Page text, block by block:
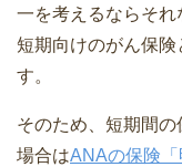
一を考えるならそれ
短期向けのがん保険
す。
そのため、短期間
場合はANAの保険「